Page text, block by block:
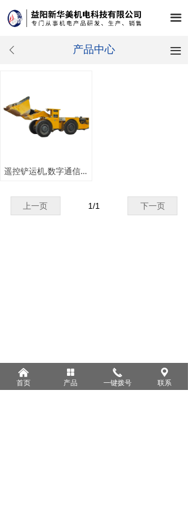
끀
ꄴ 产品中心 끀
遥控铲运机,数字通信和液压伺服控制技术
上一页 下一页
1/1
낀
首页
넒
产品
끅
一键拨号
끇
联系